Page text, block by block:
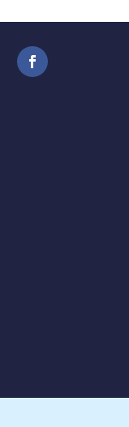
Facebook